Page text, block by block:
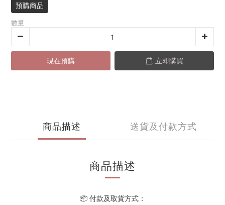
預購商品
數量
現在預購 立即購買
商品描述 送貨及付款方式
商品描述
📦 付款及取貨方式：